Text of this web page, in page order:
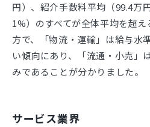
円）、紹介手数料平均（99.4万
1%）のすべてが全体平均を超
方で、「物流・運輸」は給与水
い傾向にあり、「流通・小売」
みであることが分かりました。
サービス業界